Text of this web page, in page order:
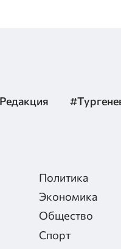
Редакция
Политика
Экономика
Общество
Спорт